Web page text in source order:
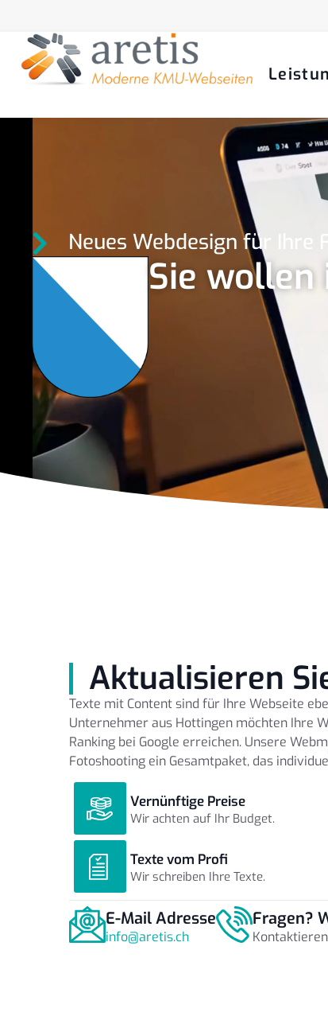
Neues Webdesign für Ihre
Sie
Aktualisieren
Texte mit Content sind für Ihre Webseite
Unternehmer aus Hottingen möchten Ihre
Ranking bei Google erreichen. Unsere
Fotoshooting ein Gesamtpaket, das
Vernünftige Preise
Wir achten auf Ihr Budget.
Texte vom Profi
Wir schreiben Ihre Texte.
E-Mail Adresse
info@aretis.ch
Fragen?